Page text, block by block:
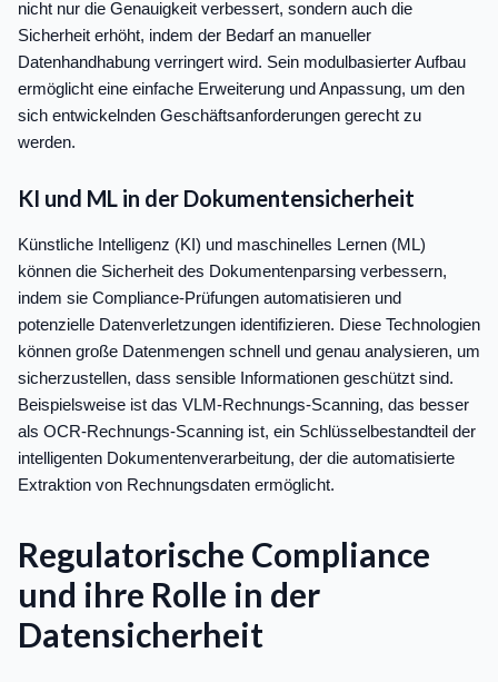
nicht nur die Genauigkeit verbessert, sondern auch die
Sicherheit erhöht, indem der Bedarf an manueller
Datenhandhabung verringert wird. Sein modulbasierter Aufbau
ermöglicht eine einfache Erweiterung und Anpassung, um den
sich entwickelnden Geschäftsanforderungen gerecht zu
werden.
KI und ML in der Dokumentensicherheit
Künstliche Intelligenz (KI) und maschinelles Lernen (ML)
können die Sicherheit des Dokumentenparsing verbessern,
indem sie Compliance-Prüfungen automatisieren und
potenzielle Datenverletzungen identifizieren. Diese Technologien
können große Datenmengen schnell und genau analysieren, um
sicherzustellen, dass sensible Informationen geschützt sind.
Beispielsweise ist das VLM-Rechnungs-Scanning, das besser
als OCR-Rechnungs-Scanning ist, ein Schlüsselbestandteil der
intelligenten Dokumentenverarbeitung, der die automatisierte
Extraktion von Rechnungsdaten ermöglicht.
Regulatorische Compliance
und ihre Rolle in der
Datensicherheit